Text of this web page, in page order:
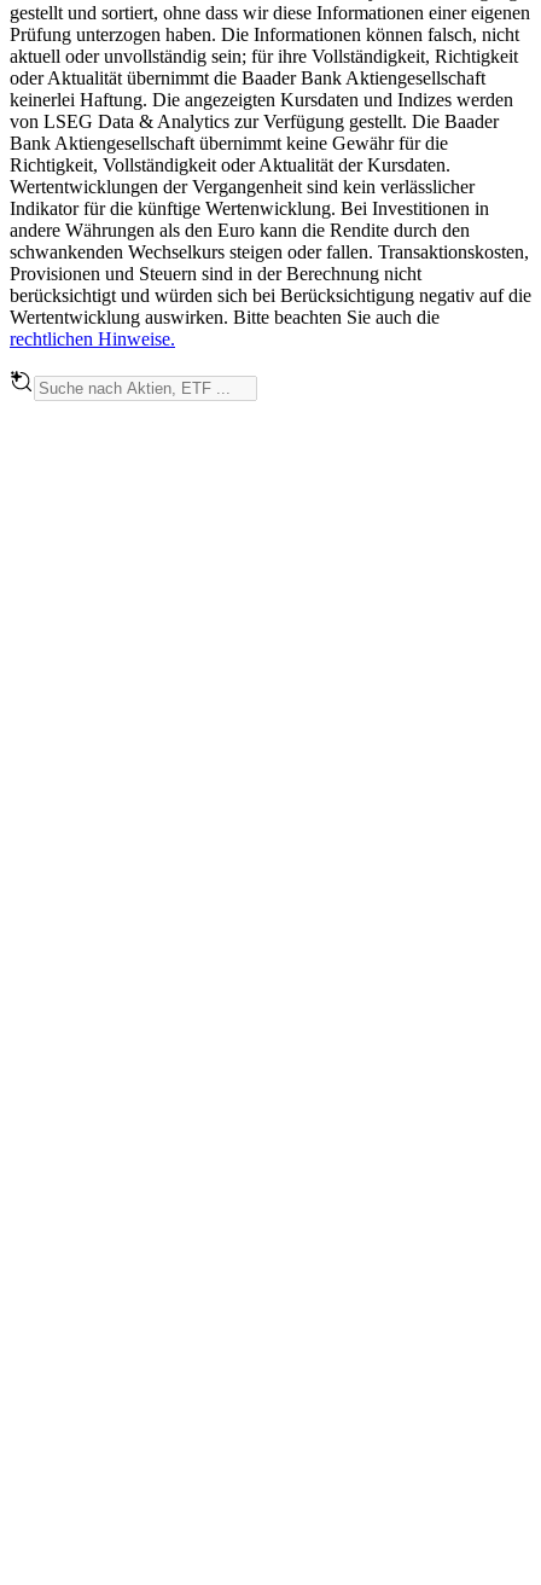
gestellt und sortiert, ohne dass wir diese Informationen einer eigenen
Prüfung unterzogen haben. Die Informationen können falsch, nicht
aktuell oder unvollständig sein; für ihre Vollständigkeit, Richtigkeit
oder Aktualität übernimmt die Baader Bank Aktiengesellschaft
keinerlei Haftung. Die angezeigten Kursdaten und Indizes werden
von LSEG Data & Analytics zur Verfügung gestellt. Die Baader
Bank Aktiengesellschaft übernimmt keine Gewähr für die
Richtigkeit, Vollständigkeit oder Aktualität der Kursdaten.
Wertentwicklungen der Vergangenheit sind kein verlässlicher
Indikator für die künftige Wertenwicklung. Bei Investitionen in
andere Währungen als den Euro kann die Rendite durch den
schwankenden Wechselkurs steigen oder fallen. Transaktionskosten,
Provisionen und Steuern sind in der Berechnung nicht
berücksichtigt und würden sich bei Berücksichtigung negativ auf die
Wertentwicklung auswirken. Bitte beachten Sie auch die
rechtlichen Hinweise.